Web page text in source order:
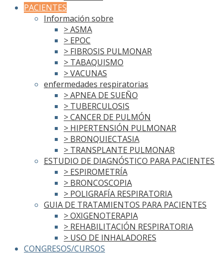
PACIENTES
Información sobre
> ASMA
> EPOC
> FIBROSIS PULMONAR
> TABAQUISMO
> VACUNAS
enfermedades respiratorias
> APNEA DE SUEÑO
> TUBERCULOSIS
> CANCER DE PULMÓN
> HIPERTENSIÓN PULMONAR
> BRONQUIECTASIA
> TRANSPLANTE PULMONAR
ESTUDIO DE DIAGNÓSTICO PARA PACIENTES
> ESPIROMETRÍA
> BRONCOSCOPIA
> POLIGRAFÍA RESPIRATORIA
GUIA DE TRATAMIENTOS PARA PACIENTES
> OXIGENOTERAPIA
> REHABILITACIÓN RESPIRATORIA
> USO DE INHALADORES
CONGRESOS/CURSOS